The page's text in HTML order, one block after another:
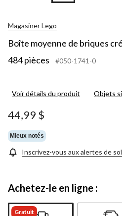
Magasiner Lego
Boîte moyenne de briques
484 pièces
#050-1741-0
Voir détails du produit Objets
44,99 $
Mieux notés
Inscrivez-vous aux alertes de
Achetez-le en ligne :
Gratuit